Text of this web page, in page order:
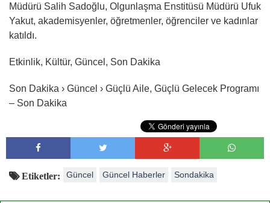
Müdürü Salih Sadoğlu, Olgunlaşma Enstitüsü Müdürü Ufuk
Yakut, akademisyenler, öğretmenler, öğrenciler ve kadınlar
katıldı.
Etkinlik, Kültür, Güncel, Son Dakika
Son Dakika › Güncel › Güçlü Aile, Güçlü Gelecek Programı
– Son Dakika
Etiketler: Güncel Güncel Haberler Sondakika